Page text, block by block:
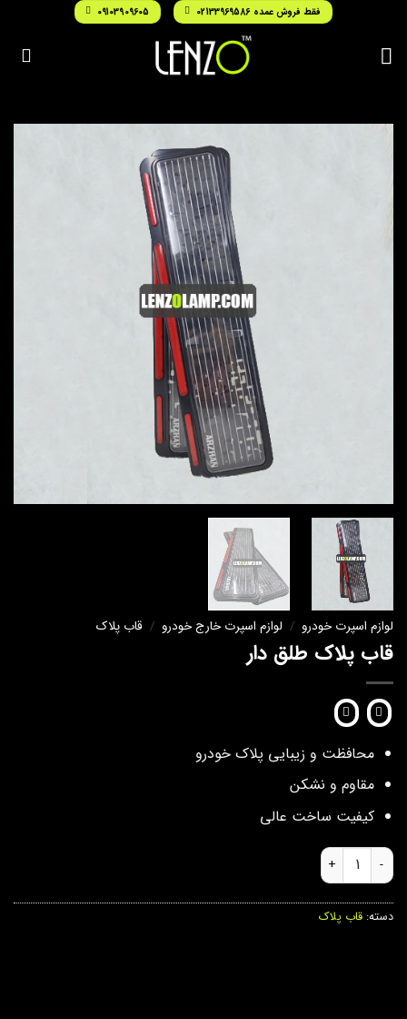
content
فقط فروش عمده 02133969586 09103909605
لوازم اسپرت خودرو / لوازم اسپرت خارج خودرو / قاب پلاک
قاب پلاک طلق دار
محافظت و زیبایی پلاک خودرو
مقاوم و نشکن
کیفیت ساخت عالی
قاب پلاک طلق دار عدد
دسته: قاب پلاک